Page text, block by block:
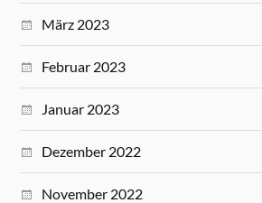
März 2023
Februar 2023
Januar 2023
Dezember 2022
November 2022